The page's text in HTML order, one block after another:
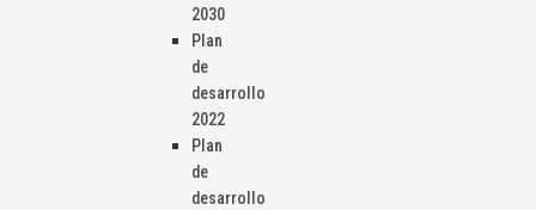
2030
Plan
de
desarrollo
2022
Plan
de
desarrollo